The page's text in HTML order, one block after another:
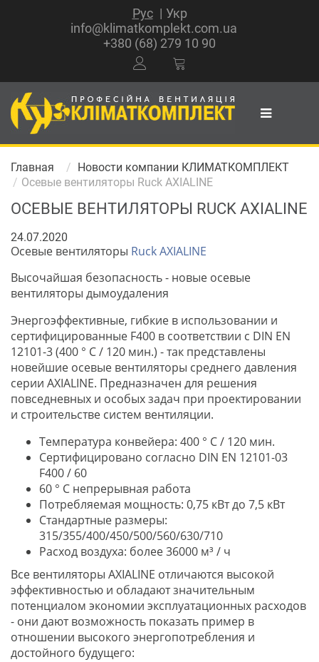
Рус
Укр
info@klimatkomplekt.com.ua
+380 (68) 279 10 90
Главная
Новости компании КЛИМАТКОМПЛЕКТ
Осевые вентиляторы Ruck AXIALINE
ОСЕВЫЕ ВЕНТИЛЯТОРЫ RUCK AXIALINE
24.07.2020
Осевые вентиляторы Ruck AXIALINE
Высочайшая безопасность - новые осевые
вентиляторы дымоудаления
Энергоэффективные, гибкие в использовании и
сертифицированные F400 в соответствии с DIN EN
12101-3 (400 ° C / 120 мин.) - так представлены
новейшие осевые вентиляторы среднего давления
серии AXIALINE. Предназначен для решения
повседневных и особых задач при проектировании
и строительстве систем вентиляции.
Температура конвейера: 400 ° C / 120 мин.
Сертифицировано согласно DIN EN 12101-03
F400 / 60
60 ° C непрерывная работа
Потребляемая мощность: 0,75 кВт до 7,5 кВт
Стандартные размеры:
315/355/400/450/500/560/630/710
Расход воздуха: более 36000 м³ / ч
Все вентиляторы AXIALINE отличаются высокой
эффективностью и обладают значительным
потенциалом экономии эксплуатационных расходов
- они дают возможность показать пример в
отношении высокого энергопотребления и
достойного будущего: